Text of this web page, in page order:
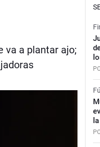
va a plantar ajo;